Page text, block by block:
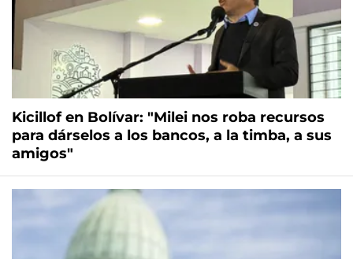
Kicillof en Bolívar: "Milei nos roba recursos
para dárselos a los bancos, a la timba, a sus
amigos"